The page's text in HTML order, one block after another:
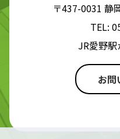
〒437-0031 静
TEL:
JR愛野
お問